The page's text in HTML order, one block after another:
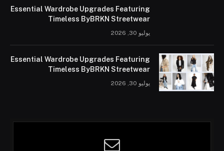
Essential Wardrobe Upgrades Featuring
Timeless ByBRKN Streetwear
يوليو 30, 2026
Essential Wardrobe Upgrades Featuring
Timeless ByBRKN Streetwear
يوليو 30, 2026